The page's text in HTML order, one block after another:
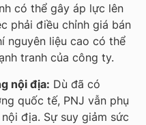
có thể gây áp lực lên
phải điều chỉnh giá bán
nguyên liệu cao có thể
tranh của công ty.
nội địa: Dù đã có
quốc tế, PNJ vẫn phụ
địa. Sự suy giảm sức